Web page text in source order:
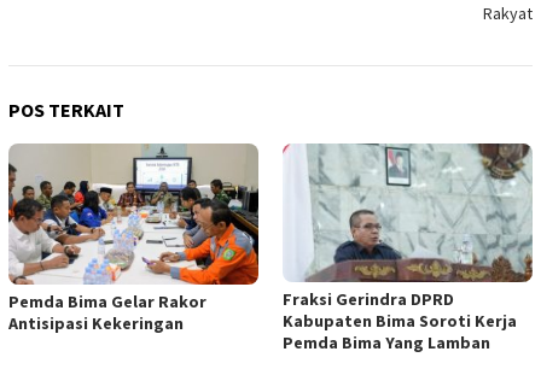
Rakyat
POS TERKAIT
Pemda Bima Gelar Rakor
Antisipasi Kekeringan
Fraksi Gerindra DPRD
Kabupaten Bima Soroti Kerja
Pemda Bima Yang Lamban